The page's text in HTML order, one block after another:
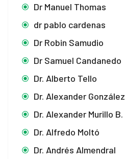
Dr Manuel Thomas
dr pablo cardenas
Dr Robin Samudio
Dr Samuel Candanedo
Dr. Alberto Tello
Dr. Alexander González
Dr. Alexander Murillo B.
Dr. Alfredo Moltó
Dr. Andrés Almendral